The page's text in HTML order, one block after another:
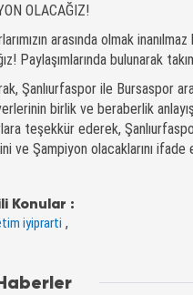
OLACAĞIZ!
arasında olmak
Paylaşımlarında bulunarak
Şanlıurfaspor ile Bursaspor
birlik ve beraberlik
teşekkür ederek,
ve Şampiyon olacaklarını ifade
Konular :
iyiprarti ,